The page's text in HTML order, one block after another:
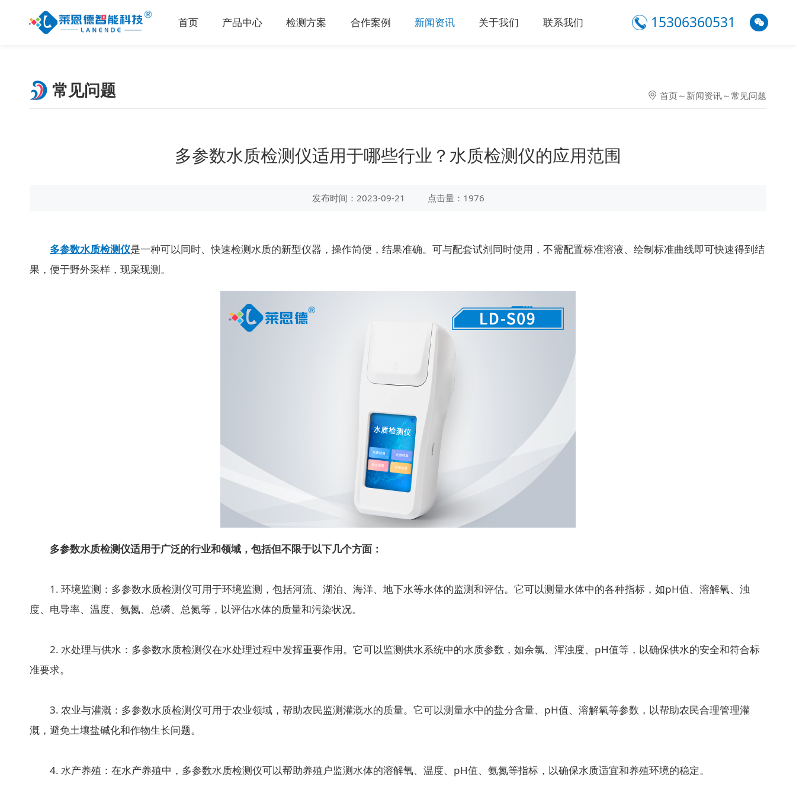
首页 产品中心 检测方案 合作案例 新闻资讯 关于我们 联系我们 15306360531
常见问题 首页～ 新闻资讯～常见问题
多参数水质检测仪适用于哪些行业？水质检测仪的应用范围
发布时间：2023-09-21 点击量：1976
多参数水质检测仪是一种可以同时、快速检测水质的新型仪器，操作简便，结果准确。可与配套试剂同时使用，不需配置标准溶液、绘制标准曲线即可快速得到结
果，便于野外采样，现采现测。
多参数水质检测仪适用于广泛的行业和领域，包括但不限于以下几个方面：
1. 环境监测：多参数水质检测仪可用于环境监测，包括河流、湖泊、海洋、地下水等水体的监测和评估。它可以测量水体中的各种指标，如pH值、溶解氧、浊
度、电导率、温度、氨氮、总磷、总氮等，以评估水体的质量和污染状况。
2. 水处理与供水：多参数水质检测仪在水处理过程中发挥重要作用。它可以监测供水系统中的水质参数，如余氯、浑浊度、pH值等，以确保供水的安全和符合标
准要求。
3. 农业与灌溉：多参数水质检测仪可用于农业领域，帮助农民监测灌溉水的质量。它可以测量水中的盐分含量、pH值、溶解氧等参数，以帮助农民合理管理灌
溉，避免土壤盐碱化和作物生长问题。
4. 水产养殖：在水产养殖中，多参数水质检测仪可以帮助养殖户监测水体的溶解氧、温度、pH值、氨氮等指标，以确保水质适宜和养殖环境的稳定。